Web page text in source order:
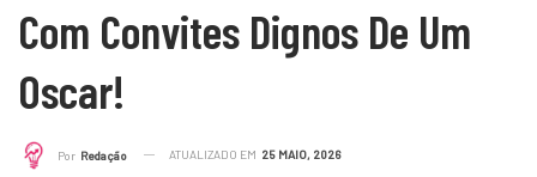
Com Convites Dignos De Um
Oscar!
Por Redação ATUALIZADO EM 25 MAIO, 2026